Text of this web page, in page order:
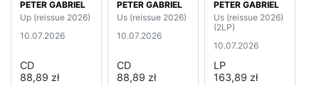
PETER GABRIEL
Up (reissue 2026)
10.07.2026
CD
88,89 zł
PETER GABRIEL
Us (reissue 2026)
10.07.2026
CD
88,89 zł
PETER GABRIEL
Us (reissue 2026)
(2LP)
10.07.2026
LP
163,89 zł